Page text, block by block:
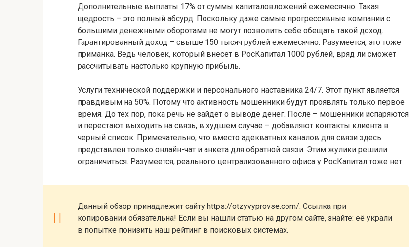
Дополнительные выплаты 17% от суммы капиталовложений ежемесячно. Такая
щедрость – это полный абсурд. Поскольку даже самые прогрессивные компании с
большими денежными оборотами не могут позволить себе обещать такой доход.
Гарантированный доход – свыше 150 тысяч рублей ежемесячно. Разумеется, это тоже
приманка. Ведь человек, который внесет в РосКапитал 1000 рублей, вряд ли сможет
рассчитывать настолько крупную прибыль.
Услуги технической поддержки и персонального наставника 24/7. Этот пункт является
правдивым на 50%. Потому что активность мошенники будут проявлять только первое
время. До тех пор, пока речь не зайдет о выводе денег. После – мошенники испаряются
и перестают выходить на связь, в худшем случае – добавляют контакты клиента в
черный список. Примечательно, что вместо адекватных каналов для связи здесь
представлен только онлайн-чат и анкета для обратной связи. Этим жулики решили
ограничиться. Разумеется, реального централизованного офиса у РосКапитал тоже нет.
Данный обзор принадлежит сайту https://otzyvyprovse.com/. Ссылка при
копировании обязательна! Если вы нашли статью на другом сайте, знайте: её украли
в попытке понизить наш рейтинг в поисковых системах.